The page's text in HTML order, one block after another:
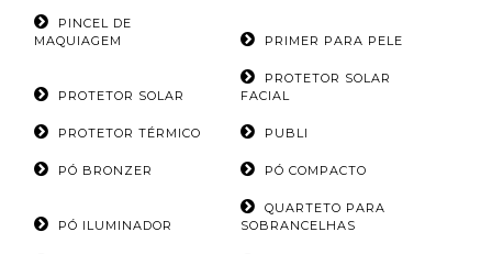
PINCEL DE
MAQUIAGEM
PRIMER PARA PELE
PROTETOR SOLAR
PROTETOR SOLAR
FACIAL
PROTETOR TÉRMICO PUBLI
PÓ BRONZER PÓ COMPACTO
PÓ ILUMINADOR
QUARTETO PARA
SOBRANCELHAS